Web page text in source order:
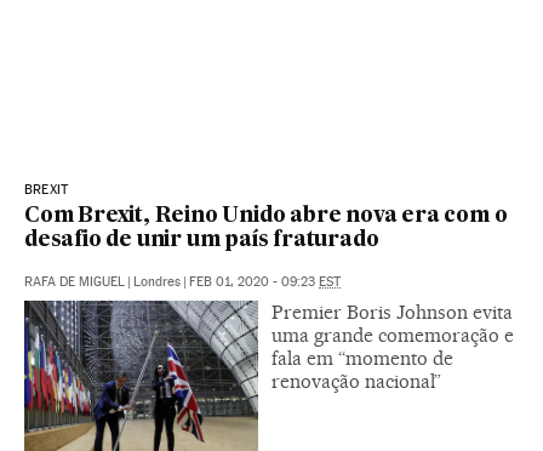
BREXIT
Com Brexit, Reino Unido abre nova era com o
desafio de unir um país fraturado
RAFA DE MIGUEL | Londres | FEB 01, 2020 - 09:23 EST
Premier Boris Johnson evita
uma grande comemoração e
fala em “momento de
renovação nacional”